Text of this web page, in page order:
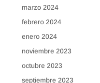
marzo 2024
febrero 2024
enero 2024
noviembre 2023
octubre 2023
septiembre 2023